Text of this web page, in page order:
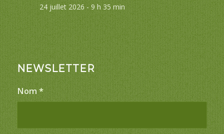
24 juillet 2026 - 9 h 35 min
NEWSLETTER
Nom *